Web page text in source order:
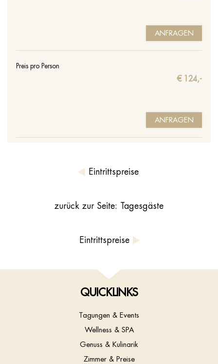
ANFRAGEN
Preis pro Person
€ 124,-
ANFRAGEN
Eintrittspreise
zurück zur Seite: Tagesgäste
Eintrittspreise
QUICKLINKS
Tagungen & Events
Wellness & SPA
Genuss & Kulinarik
Zimmer & Preise